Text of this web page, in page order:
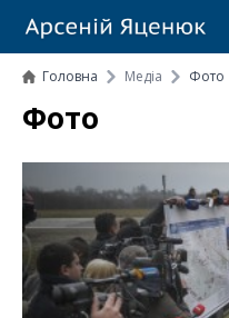
Головна Медіа Фото
Фото